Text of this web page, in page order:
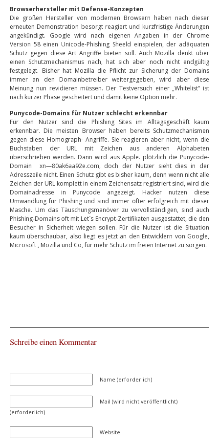
Browserhersteller mit Defense-Konzepten
Die großen Hersteller von modernen Browsern haben nach dieser
erneuten Demonstration besorgt reagiert und kurzfristige Änderungen
angekündigt. Google wird nach eigenen Angaben in der Chrome
Version 58 einen Unicode-Phishing Sheeld einspielen, der adäquaten
Schutz gegen diese Art Angriffe bieten soll. Auch Mozilla denkt über
einen Schutzmechanismus nach, hat sich aber noch nicht endgültig
festgelegt. Bisher hat Mozilla die Pflicht zur Sicherung der Domains
immer an den Domainbetreiber weitergegeben, wird aber diese
Meinung nun revidieren müssen. Der Testversuch einer „Whitelist“ ist
nach kurzer Phase gescheitert und damit keine Option mehr.
Punycode-Domains für Nutzer schlecht erkennbar
Für den Nutzer sind die Phishing Sites im Alltagsgeschäft kaum
erkennbar. Die meisten Browser haben bereits Schutzmechanismen
gegen diese Homograph- Angriffe. Sie reagieren aber nicht, wenn die
Buchstaben der URL mit Zeichen aus anderen Alphabeten
überschrieben werden. Dann wird aus Apple. plötzlich die Punycode-
Domain xn—80ak6aa92e.com, doch der Nutzer sieht dies in der
Adresszeile nicht. Einen Schutz gibt es bisher kaum, denn wenn nicht alle
Zeichen der URL komplett in einem Zeichensatz registriert sind, wird die
Domainadresse in Punycode angezeigt. Hacker nutzen diese
Umwandlung für Phishing und sind immer öfter erfolgreich mit dieser
Masche. Um das Täuschungsmanöver zu vervollständigen, sind auch
Phishing-Domains oft mit Let`s Encrypt-Zertifikaten ausgestattet, die den
Besucher in Sicherheit wiegen sollen. Für die Nutzer ist die Situation
kaum überschaubar, also liegt es jetzt an den Entwicklern von Google,
Microsoft , Mozilla und Co, für mehr Schutz im freien Internet zu sorgen.
Schreibe einen Kommentar
Name (erforderlich)
Mail (wird nicht veröffentlicht)
(erforderlich)
Website